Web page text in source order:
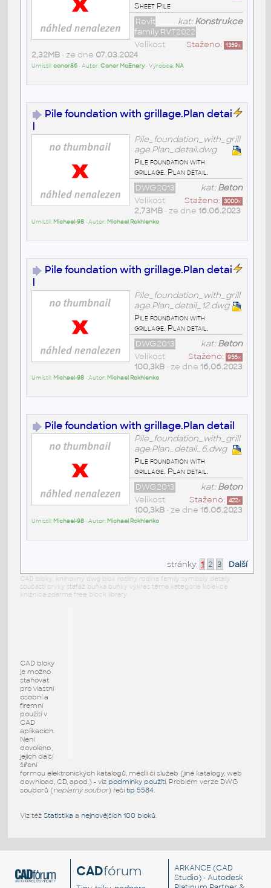
Sheet Pile
kat:Konstrukce
Revit
family RVT2022
Staženo: 1359x
Velikost
2,32MB• ze dne 07.03.2024
Umístil:conor86• Autor:Conor McEnery• Výrobce: NA
Pile foundation with grillage.Plan detai
l
Pile_foundation_with_grill
age.Plan_detail.dwg
Pile foundation with
grillage. Plan detail.
kat:Beton
DWG2013
Staženo: 3000x
Velikost
2,73MB• ze dne 16.06.2023
Umístil: Michael-98• Autor: Michael Rokhlenko
Pile foundation with grillage.Plan detai
l
Pile_foundation_with_grill
age.Plan_detail_12.dwg
Pile foundation with
grillage. Plan detail.
kat:Beton
DWG2013
Staženo: 956x
Velikost
100,3kB• ze dne 16.06.2023
Umístil: Michael-98• Autor: Michael Rokhlenko
Pile foundation with grillage.Plan detail
Pile_foundation_with_grill
age.Plan_detail_6.dwg
Pile foundation with
grillage. Plan detail.
kat:Beton
DWG2013
Staženo: 422x
Velikost
100,3kB• ze dne 16.06.2023
Umístil: Michael-98• Autor: Michael Rokhlenko
stránky: 1 2 3 Další
CAD bloky: knihovny dwg blok rodiny rodina family symboly detaily
součásti prvky stafáž buňka buňky výkres téma kategorie kolekce
knižnica zdarma free block library
CAD bloky
je možno
stahovat
pro vlastní
osobní a
firemní
použití v
CAD
aplikacích.
Není
dovoleno
jejich další
šíření
formou elektronických katalogů, médií či služeb (jiné katalogy, web
download, CD, apod.) - viz podmínky použití. Problém verze DWG
souborů (neplatný soubor) řešítip 5584.
Viz též Statistika a nejnovějších 100 bloků.
CADfórum ARKANCE (CAD
Studio) - Autodesk